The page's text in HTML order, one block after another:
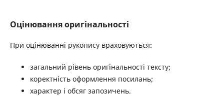
Оцінювання оригінальності
При оцінюванні рукопису враховуються:
загальний рівень оригінальності тексту;
коректність оформлення посилань;
характер і обсяг запозичень.